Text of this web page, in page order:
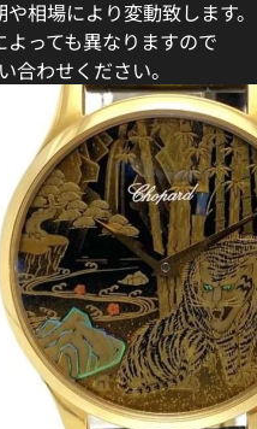
相場により変動致します。
っても異なりますので
合わせください。